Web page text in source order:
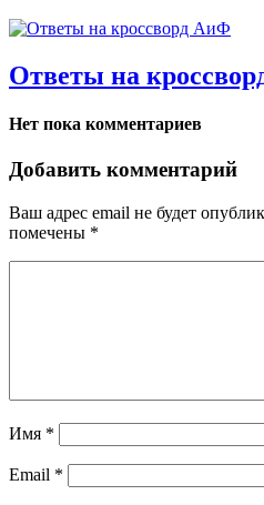
Ответы на
Нет пока комментариев
Добавить комментарий
Ваш адрес email не будет
помечены *
Имя *
Email *